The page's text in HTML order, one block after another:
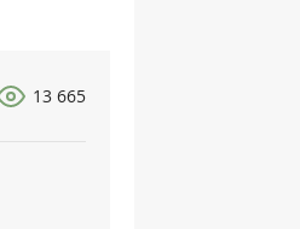
13 665